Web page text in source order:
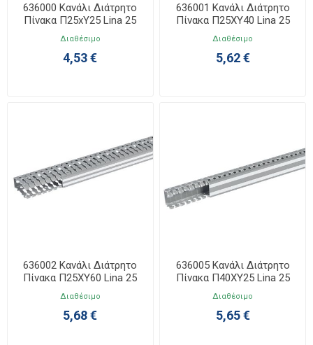
636000 Κανάλι Διάτρητο
Πίνακα Π25xΥ25 Lina 25
Διαθέσιμο
4,53 €
636001 Κανάλι Διάτρητο
Πίνακα Π25ΧΥ40 Lina 25
Διαθέσιμο
5,62 €
636002 Κανάλι Διάτρητο
Πίνακα Π25ΧΥ60 Lina 25
Διαθέσιμο
5,68 €
636005 Κανάλι Διάτρητο
Πίνακα Π40ΧΥ25 Lina 25
Διαθέσιμο
5,65 €